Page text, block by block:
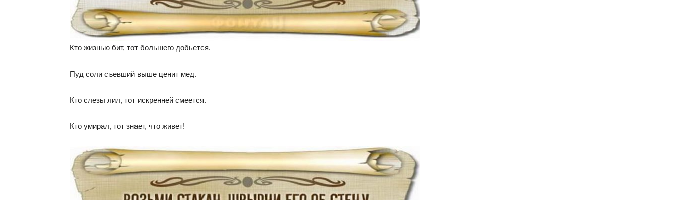
Кто жизнью бит, тот большего добьется.
Пуд соли съевший выше ценит мед.
Кто слезы лил, тот искренней смеется.
Кто умирал, тот знает, что живет!